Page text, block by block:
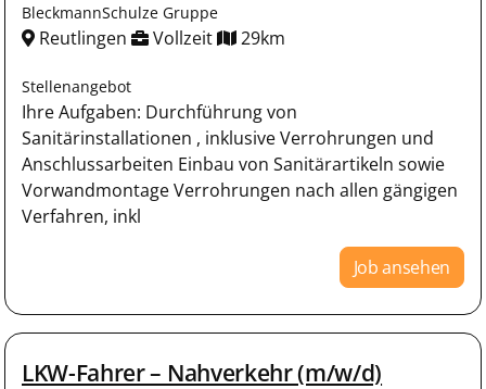
BleckmannSchulze Gruppe
Reutlingen Vollzeit 29km
Stellenangebot
Ihre Aufgaben: Durchführung von
Sanitärinstallationen , inklusive Verrohrungen und
Anschlussarbeiten Einbau von Sanitärartikeln sowie
Vorwandmontage Verrohrungen nach allen gängigen
Verfahren, inkl
Job ansehen
LKW-Fahrer – Nahverkehr (m/w/d)